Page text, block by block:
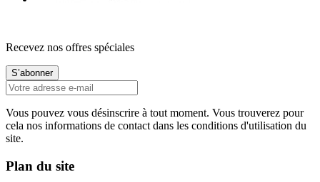
Recevez nos offres spéciales
Vous pouvez vous désinscrire à tout moment. Vous trouverez pour
cela nos informations de contact dans les conditions d'utilisation du
site.
Plan du site